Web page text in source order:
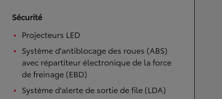
Sécurité
Projecteurs LED
Système d'antiblocage des roues (ABS)
avec répartiteur électronique de la force
de freinage (EBD)
Système d'alerte de sortie de file (LDA)